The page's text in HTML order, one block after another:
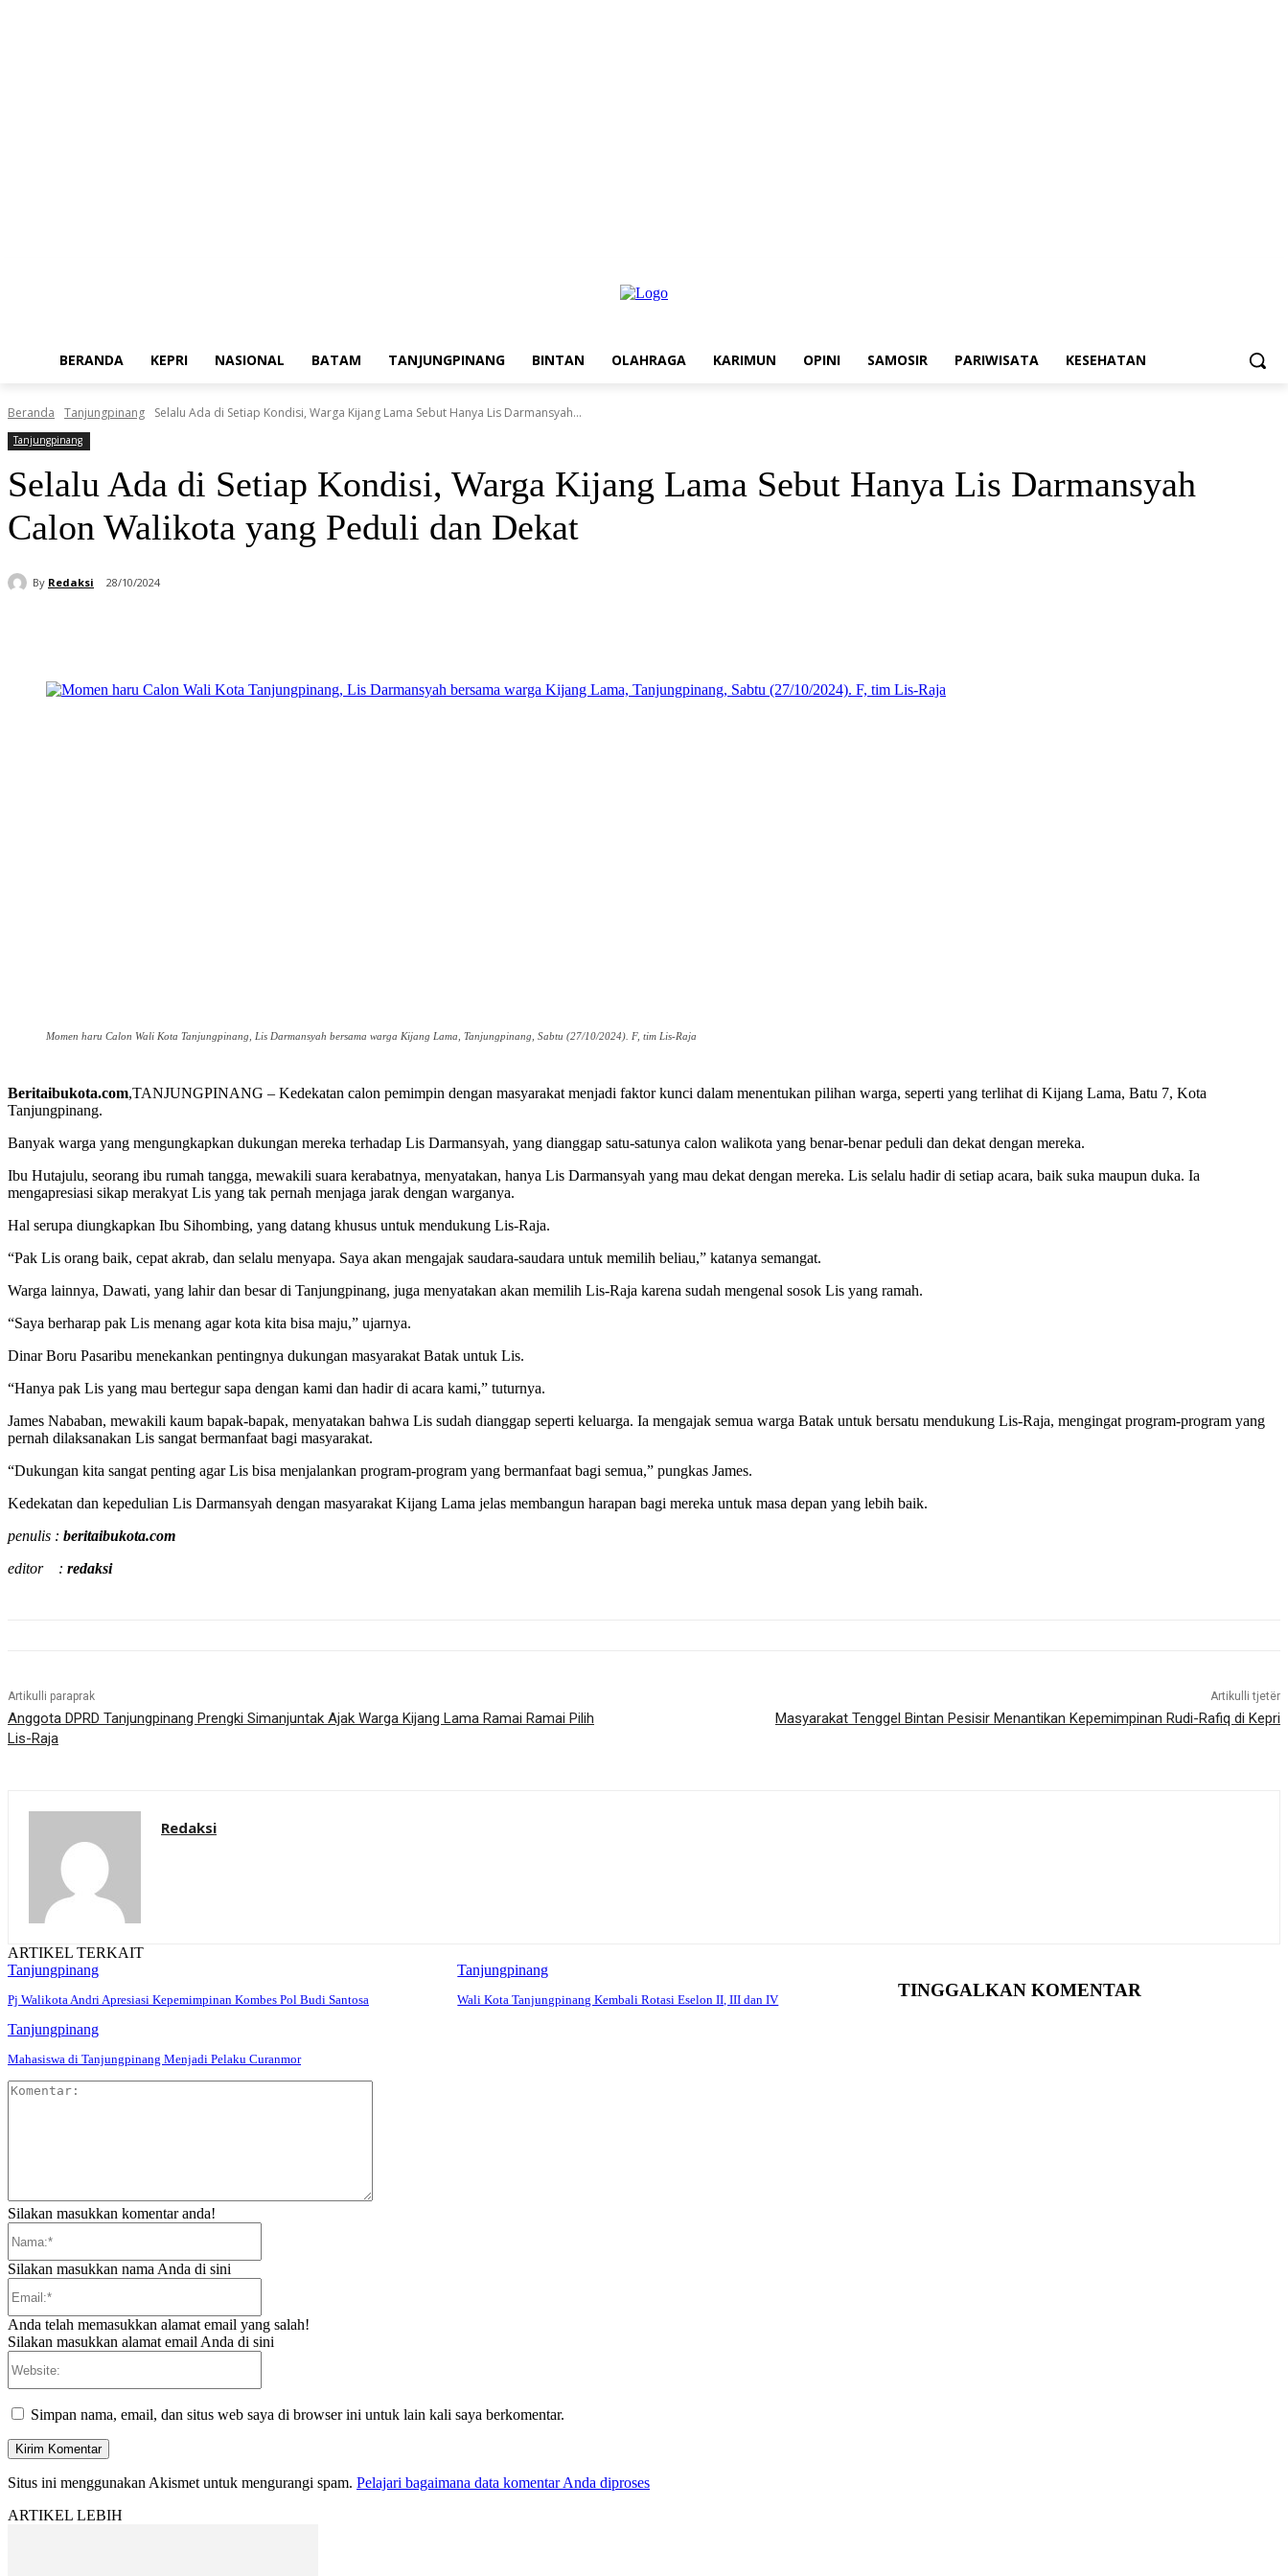
BERANDA KEPRI NASIONAL BATAM TANJUNGPINANG BINTAN OLAHRAGA KARIMUN OPINI SAMOSIR PARIWISATA KESEHATAN
Beranda Tanjungpinang Selalu Ada di Setiap Kondisi, Warga Kijang Lama Sebut Hanya Lis Darmansyah...
Tanjungpinang
Selalu Ada di Setiap Kondisi, Warga Kijang Lama Sebut Hanya Lis Darmansyah
Calon Walikota yang Peduli dan Dekat
By Redaksi 28/10/2024
Momen haru Calon Wali Kota Tanjungpinang, Lis Darmansyah bersama warga Kijang Lama, Tanjungpinang, Sabtu (27/10/2024). F, tim Lis-Raja
Beritaibukota.com,TANJUNGPINANG – Kedekatan calon pemimpin dengan masyarakat menjadi faktor kunci dalam menentukan pilihan warga, seperti yang terlihat di Kijang Lama, Batu 7, Kota
Tanjungpinang.
Banyak warga yang mengungkapkan dukungan mereka terhadap Lis Darmansyah, yang dianggap satu-satunya calon walikota yang benar-benar peduli dan dekat dengan mereka.
Ibu Hutajulu, seorang ibu rumah tangga, mewakili suara kerabatnya, menyatakan, hanya Lis Darmansyah yang mau dekat dengan mereka. Lis selalu hadir di setiap acara, baik suka maupun duka. Ia
mengapresiasi sikap merakyat Lis yang tak pernah menjaga jarak dengan warganya.
Hal serupa diungkapkan Ibu Sihombing, yang datang khusus untuk mendukung Lis-Raja.
“Pak Lis orang baik, cepat akrab, dan selalu menyapa. Saya akan mengajak saudara-saudara untuk memilih beliau,” katanya semangat.
Warga lainnya, Dawati, yang lahir dan besar di Tanjungpinang, juga menyatakan akan memilih Lis-Raja karena sudah mengenal sosok Lis yang ramah.
“Saya berharap pak Lis menang agar kota kita bisa maju,” ujarnya.
Dinar Boru Pasaribu menekankan pentingnya dukungan masyarakat Batak untuk Lis.
“Hanya pak Lis yang mau bertegur sapa dengan kami dan hadir di acara kami,” tuturnya.
James Nababan, mewakili kaum bapak-bapak, menyatakan bahwa Lis sudah dianggap seperti keluarga. Ia mengajak semua warga Batak untuk bersatu mendukung Lis-Raja, mengingat program-program yang
pernah dilaksanakan Lis sangat bermanfaat bagi masyarakat.
“Dukungan kita sangat penting agar Lis bisa menjalankan program-program yang bermanfaat bagi semua,” pungkas James.
Kedekatan dan kepedulian Lis Darmansyah dengan masyarakat Kijang Lama jelas membangun harapan bagi mereka untuk masa depan yang lebih baik.
penulis : beritaibukota.com
editor : redaksi
Artikulli paraprak
Anggota DPRD Tanjungpinang Prengki Simanjuntak Ajak Warga Kijang Lama Ramai Ramai Pilih
Lis-Raja
Artikulli tjetër
Masyarakat Tenggel Bintan Pesisir Menantikan Kepemimpinan Rudi-Rafiq di Kepri
Redaksi
ARTIKEL TERKAIT
Tanjungpinang
Pj Walikota Andri Apresiasi Kepemimpinan Kombes Pol Budi Santosa
Tanjungpinang
Wali Kota Tanjungpinang Kembali Rotasi Eselon II, III dan IV
Tanjungpinang
Mahasiswa di Tanjungpinang Menjadi Pelaku Curanmor
TINGGALKAN KOMENTAR
Silakan masukkan komentar anda!
Silakan masukkan nama Anda di sini
Anda telah memasukkan alamat email yang salah!
Silakan masukkan alamat email Anda di sini
Simpan nama, email, dan situs web saya di browser ini untuk lain kali saya berkomentar.
Situs ini menggunakan Akismet untuk mengurangi spam. Pelajari bagaimana data komentar Anda diproses
ARTIKEL LEBIH